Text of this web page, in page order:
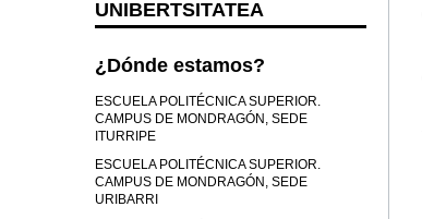
UNIBERTSITATEA
¿Dónde estamos?
ESCUELA POLITÉCNICA SUPERIOR.
CAMPUS DE MONDRAGÓN, SEDE
ITURRIPE
ESCUELA POLITÉCNICA SUPERIOR.
CAMPUS DE MONDRAGÓN, SEDE
URIBARRI